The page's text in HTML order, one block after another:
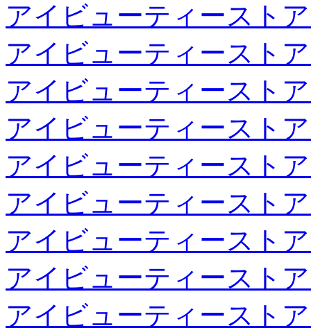
アイビューティースト
アイビューティースト
アイビューティースト
アイビューティースト
アイビューティースト
アイビューティースト
アイビューティースト
アイビューティースト
アイビューティースト